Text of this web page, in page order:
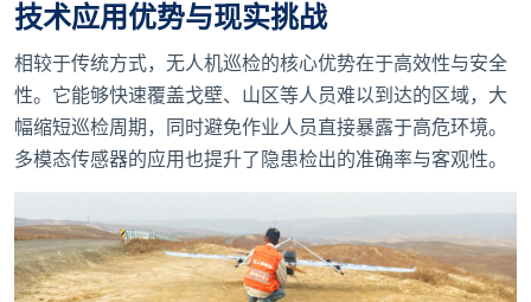
技术应用优势与现实挑战
相较于传统方式，无人机巡检的核心优势在于高效性与安全
性。它能够快速覆盖戈壁、山区等人员难以到达的区域，大
幅缩短巡检周期，同时避免作业人员直接暴露于高危环境。
多模态传感器的应用也提升了隐患检出的准确率与客观性。